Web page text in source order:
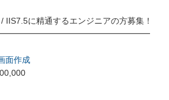
IIS7.5に精通するエンジニアの方募集！
面作成